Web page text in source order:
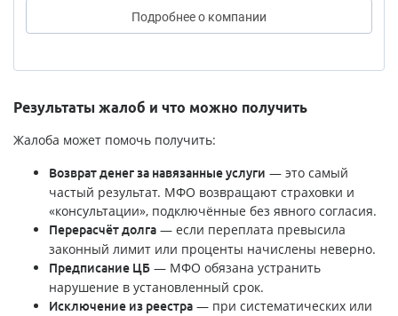
Подробнеео компании
Результаты жалоб и что можно получить
Жалоба может помочь получить:
Возврат денег за навязанные услуги — это самый
частый результат. МФО возвращают страховки и
«консультации», подключённые без явного согласия.
Перерасчёт долга — если переплата превысила
законный лимит или проценты начислены неверно.
Предписание ЦБ — МФО обязана устранить
нарушение в установленный срок.
Исключение из реестра — при систематических или